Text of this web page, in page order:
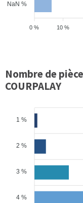
NaN %
10 %
0 %
Nombre de
COURPALAY
1 %
2 %
3 %
4 %